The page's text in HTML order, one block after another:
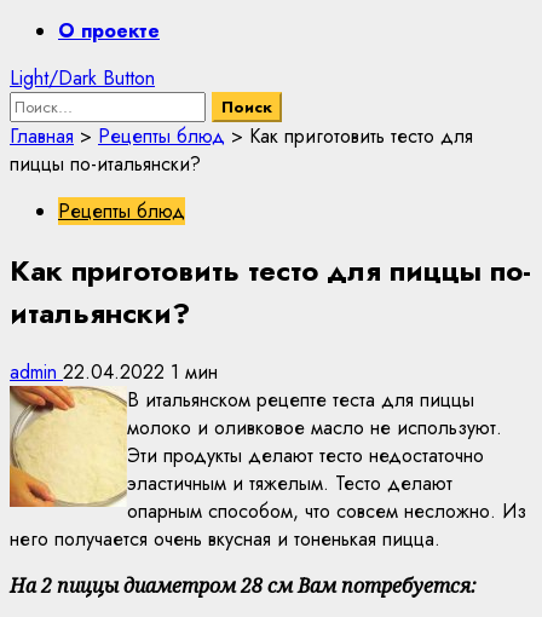
PrimaryО проекте
Light/Dark Button
Найти:
Главная > Рецепты блюд > Как приготовить тесто для
пиццы по-итальянски?
Рецепты блюд
Как приготовить тесто для пиццы по-
итальянски?
admin 22.04.2022 1 мин
В итальянском рецепте теста для пиццы
молоко и оливковое масло не используют.
Эти продукты делают тесто недостаточно
эластичным и тяжелым. Тесто делают
опарным способом, что совсем несложно. Из
него получается очень вкусная и тоненькая пицца.
На 2 пиццы диаметром 28 см Вам потребуется: